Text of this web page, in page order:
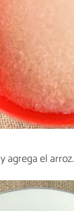
y agrega el arroz.